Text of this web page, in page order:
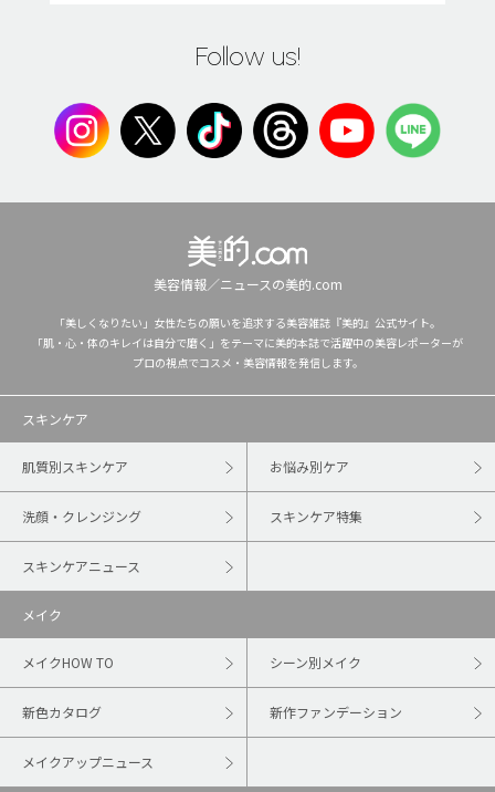
Follow us!
美容情報／ニュースの美的.com
「美しくなりたい」女性たちの願いを追求する美容雑誌『美的』公式サイト。
「肌・心・体のキレイは自分で磨く」をテーマに美的本誌で活躍中の美容レポーターが
プロの視点でコスメ・美容情報を発信します。
スキンケア
肌質別スキンケア お悩み別ケア
洗顔・クレンジング スキンケア特集
スキンケアニュース
メイク
メイクHOW TO シーン別メイク
新色カタログ 新作ファンデーション
メイクアップニュース